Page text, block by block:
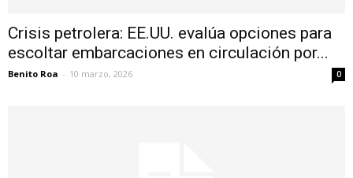
Crisis petrolera: EE.UU. evalúa opciones para
escoltar embarcaciones en circulación por...
Benito Roa - 10 marzo, 2026 0